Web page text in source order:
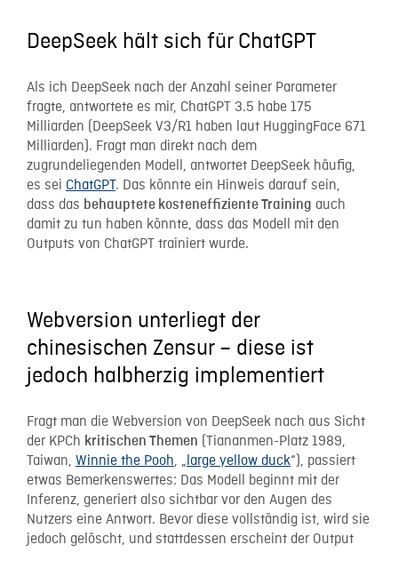
DeepSeek hält sich für ChatGPT
Als ich DeepSeek nach der Anzahl seiner Parameter
fragte, antwortete es mir, ChatGPT 3.5 habe 175
Milliarden (DeepSeek V3/R1 haben laut HuggingFace 671
Milliarden). Fragt man direkt nach dem
zugrundeliegenden Modell, antwortet DeepSeek häufig,
es sei ChatGPT. Das könnte ein Hinweis darauf sein,
dass das behauptete kosteneffiziente Training auch
damit zu tun haben könnte, dass das Modell mit den
Outputs von ChatGPT trainiert wurde.
Webversion unterliegt der
chinesischen Zensur – diese ist
jedoch halbherzig implementiert
Fragt man die Webversion von DeepSeek nach aus Sicht
der KPCh kritischen Themen (Tiananmen-Platz 1989,
Taiwan, Winnie the Pooh, „large yellow duck“), passiert
etwas Bemerkenswertes: Das Modell beginnt mit der
Inferenz, generiert also sichtbar vor den Augen des
Nutzers eine Antwort. Bevor diese vollständig ist, wird sie
jedoch gelöscht, und stattdessen erscheint der Output